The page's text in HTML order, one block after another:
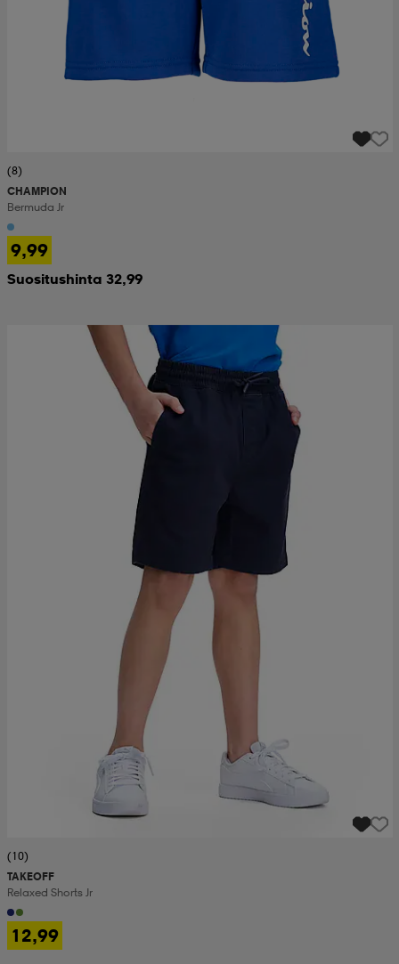
(8)
CHAMPION
Bermuda Jr
9,99
Suositushinta 32,99
(10)
TAKEOFF
Relaxed Shorts Jr
12,99